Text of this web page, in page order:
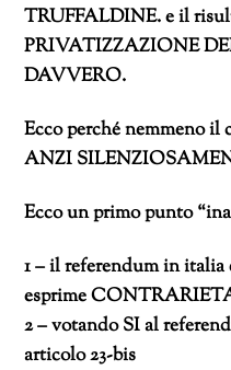
TRUFFALDINE. e il
PRIVATIZZAZIONE
DAVVERO.
Ecco perché nemmeno
ANZI
Ecco un primo punto
1 – il referendum in
esprime
2 – votando SI al
articolo 23-bis